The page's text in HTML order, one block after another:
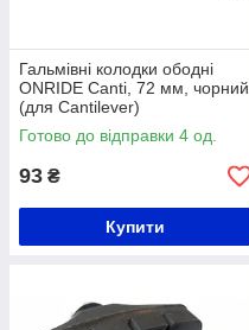
Гальмівні колодки ободні
ONRIDE Canti, 72 мм, чорний
(для Cantilever)
Готово до відправки 4 од.
93 ₴
Купити